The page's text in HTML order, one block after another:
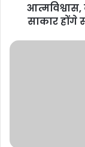
साकार होंगे